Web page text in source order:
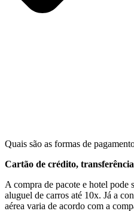
Quais são as formas de
Cartão de crédito,
A compra de pacote e hotel pode
aluguel de carros até 10x. Já a
aérea varia de acordo com a